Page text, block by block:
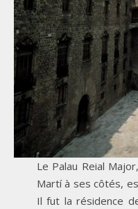
Le Palau Reial
Martí à ses côtés,
Il fut la résidence